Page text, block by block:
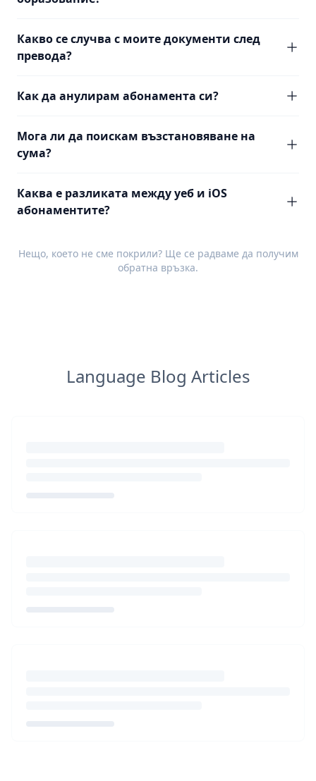
Какво се случва с моите документи след
превода?
Как да анулирам абонамента си?
Мога ли да поискам възстановяване на
сума?
Каква е разликата между уеб и iOS
абонаментите?
Нещо, което не сме покрили? Ще се радваме да получим
обратна връзка.
Language Blog Articles